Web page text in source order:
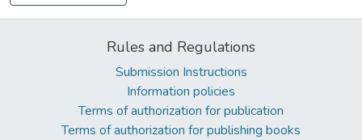
Rules and Regulations
Submission Instructions
Information policies
Terms of authorization for publication
Terms of authorization for publishing books